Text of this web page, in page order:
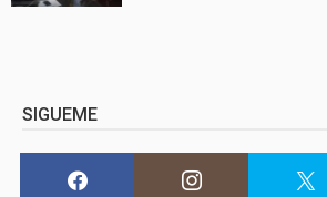
SIGUEME